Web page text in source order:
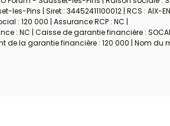
Pins | Siret : 34452411100012 | RCS : AIX-EN-
: 120 000 | Assurance RCP : NC |
: NC | Caisse de garantie financière :
de la garantie financière : 120 000 | Nom du